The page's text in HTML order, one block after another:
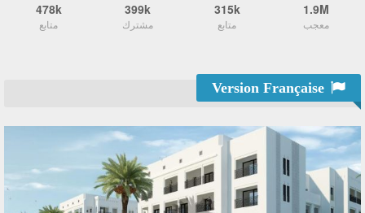
1.9M
معجب
315k
متابع
399k
مشترك
478k
متابع